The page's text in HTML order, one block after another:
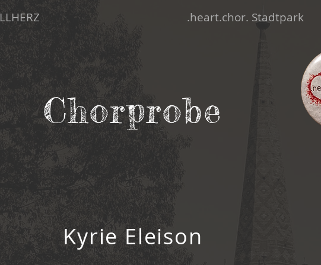
.heart.chor. Stadtpark
Chorprobe
Kyrie Eleison